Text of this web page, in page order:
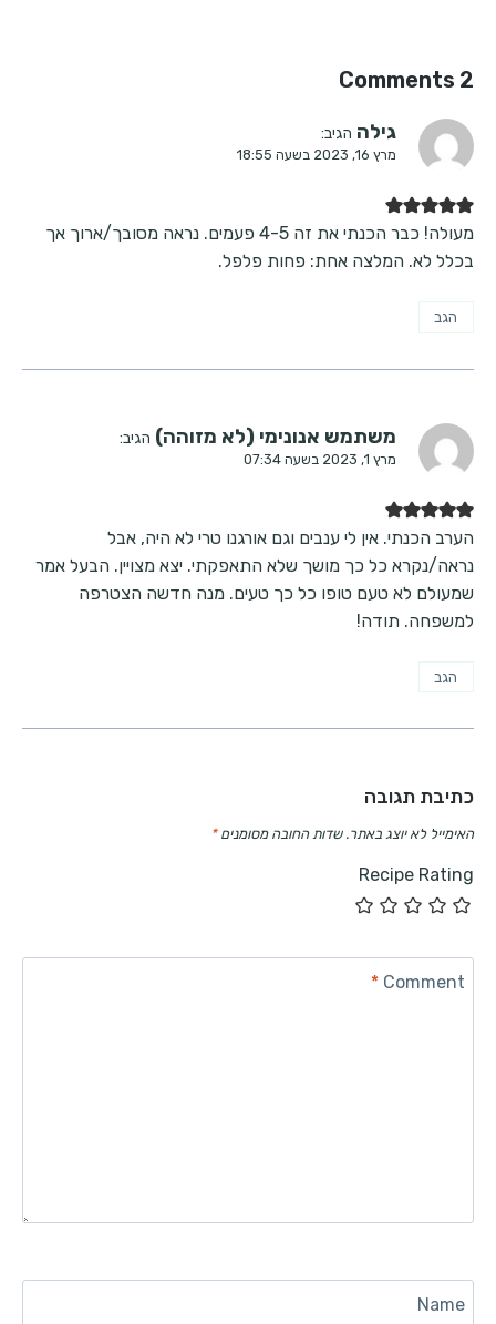
2 Comments
גילה הגיב:
מרץ 16, 2023 בשעה 18:55
מעולה! כבר הכנתי את זה 4-5 פעמים. נראה מסובך/ארוך אך
בכלל לא. המלצה אחת: פחות פלפל.
הגב
משתמש אנונימי (לא מזוהה) הגיב:
מרץ 1, 2023 בשעה 07:34
הערב הכנתי. אין לי ענבים וגם אורגנו טרי לא היה, אבל
נראה/נקרא כל כך מושך שלא התאפקתי. יצא מצויין. הבעל אמר
שמעולם לא טעם טופו כל כך טעים. מנה חדשה הצטרפה
למשפחה. תודה!
הגב
כתיבת תגובה
האימייל לא יוצג באתר. שדות החובה מסומנים*
Recipe Rating
Comment
*
Name